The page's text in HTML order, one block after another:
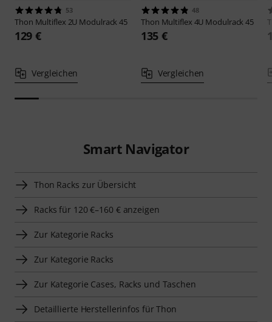
53
Thon Multiflex 2U Modulrack 45
129 €
Vergleichen
48
Thon Multiflex 4U Modulrack 45
135 €
Vergleichen
Smart Navigator
Thon Racks zur Übersicht
Racks für 120 €–160 € anzeigen
Zur Kategorie Racks
Zur Kategorie Racks
Zur Kategorie Cases, Racks und Taschen
Detaillierte Herstellerinfos für Thon